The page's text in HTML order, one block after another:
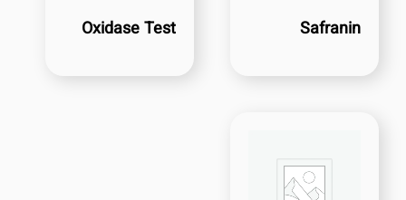
Safranin
Oxidase Test